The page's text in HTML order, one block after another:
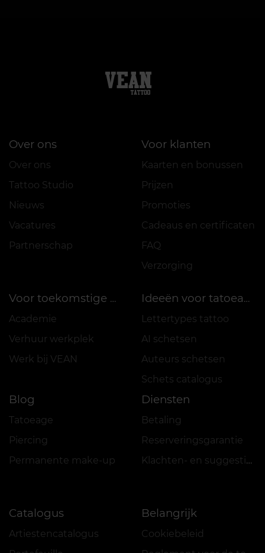
Over ons
Over ons
Tattoo Studio
Nieuws
Vacatures
Partnerschap
Voor klanten
Kaarten en bonussen
Prijzen
Promoties
Cadeaus en certificaten
FAQ
Verzorging
Voor toekomstige meesters
Academie
Verhuur werkplek
Werk bij VEAN
Ideeën voor tatoeages
Lettertypes tattoo
AI schetsen
Auteurs schetsen
Schets catalogus
Blog
Tatoeage
Piercing
Permanente make-up
Diensten
Betaling
Reserveringsgarantie
Klachten- en suggestiesboek
Catalogus
Artiestencatalogus
Belangrijk
Cookiebeleid